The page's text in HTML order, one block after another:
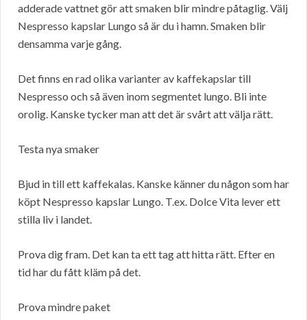
adderade vattnet gör att smaken blir mindre påtaglig. Välj
Nespresso kapslar Lungo så är du i hamn. Smaken blir
densamma varje gång.
Det finns en rad olika varianter av kaffekapslar till
Nespresso och så även inom segmentet lungo. Bli inte
orolig. Kanske tycker man att det är svårt att välja rätt.
Testa nya smaker
Bjud in till ett kaffekalas. Kanske känner du någon som har
köpt Nespresso kapslar Lungo. T.ex. Dolce Vita lever ett
stilla liv i landet.
Prova dig fram. Det kan ta ett tag att hitta rätt. Efter en
tid har du fått kläm på det.
Prova mindre paket